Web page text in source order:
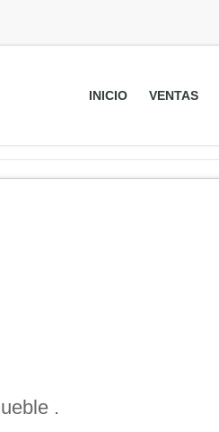
INICIO VENTAS
.